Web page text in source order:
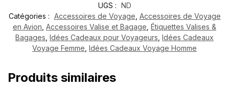
UGS : ND
Catégories : Accessoires de Voyage, Accessoires de Voyage
en Avion, Accessoires Valise et Bagage, Étiquettes Valises &
Bagages, Idées Cadeaux pour Voyageurs, Idées Cadeaux
Voyage Femme, Idées Cadeaux Voyage Homme
Produits similaires